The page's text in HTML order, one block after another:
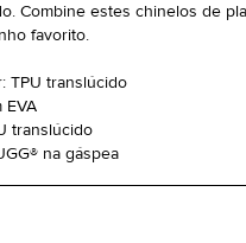
Combine estes chinelos de
favorito.
TPU translúcido
EVA
translúcido
na gáspea